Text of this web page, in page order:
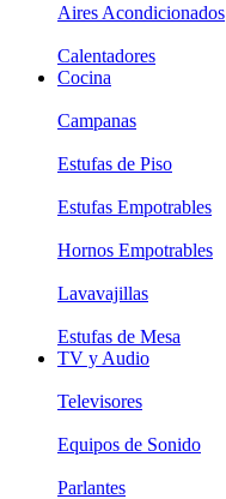
Aires Acondicionados
Calentadores
Cocina
Campanas
Estufas de Piso
Estufas Empotrables
Hornos Empotrables
Lavavajillas
Estufas de Mesa
TV y Audio
Televisores
Equipos de Sonido
Parlantes